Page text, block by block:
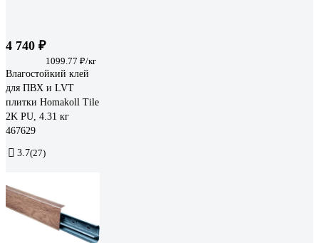
4 740 ₽
1099.77 ₽/кг
Влагостойкий клей
для ПВХ и LVT
плитки Homakoll Tile
2K PU, 4.31 кг
467629
3.7(27)